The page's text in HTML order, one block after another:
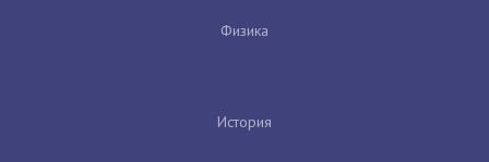
Физика
История